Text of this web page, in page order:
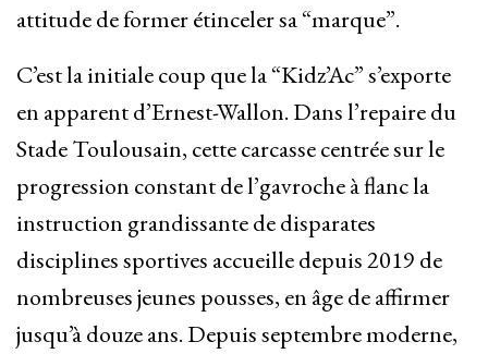
attitude de former étinceler sa “marque”.
C’est la initiale coup que la “Kidz’Ac” s’exporte
en apparent d’Ernest-Wallon. Dans l’repaire du
Stade Toulousain, cette carcasse centrée sur le
progression constant de l’gavroche à flanc la
instruction grandissante de disparates
disciplines sportives accueille depuis 2019 de
nombreuses jeunes pousses, en âge de affirmer
jusqu’à douze ans. Depuis septembre moderne,